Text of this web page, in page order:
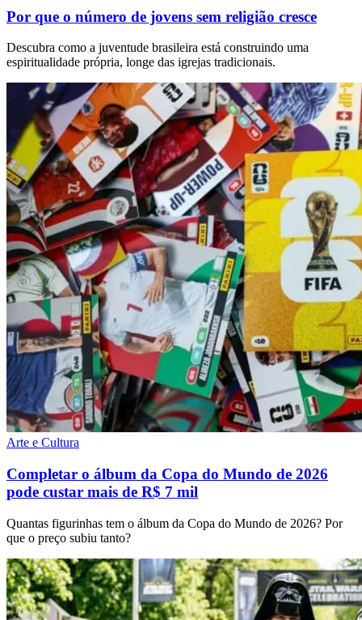
Por que o número de jovens sem religião cresce
Descubra como a juventude brasileira está construindo uma
espiritualidade própria, longe das igrejas tradicionais.
Arte e Cultura
Completar o álbum da Copa do Mundo de 2026
pode custar mais de R$ 7 mil
Quantas figurinhas tem o álbum da Copa do Mundo de 2026? Por
que o preço subiu tanto?